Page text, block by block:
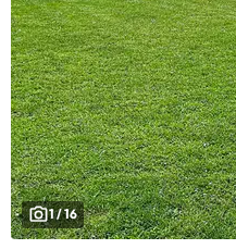
1 / 16